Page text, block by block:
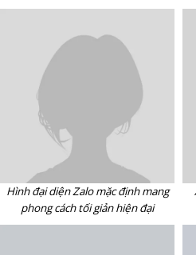
Hình đại diện Zalo mặc định mang
phong cách tối giản hiện đại